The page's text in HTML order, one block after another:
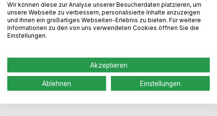
Wir können diese zur Analyse unserer Besucherdaten platzieren, um
unsere Webseite zu verbessern, personalisierte Inhalte anzuzeigen
und Ihnen ein großartiges Webseiten-Erlebnis zu bieten. Für weitere
Informationen zu den von uns verwendeten Cookies öffnen Sie die
Einstellungen.
Akzeptieren
Ablehnen Einstellungen